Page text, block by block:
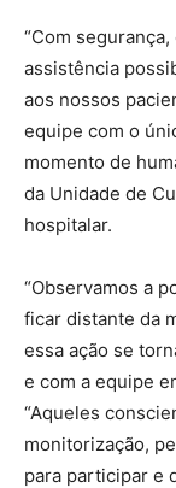
“Com
assistência
aos nossos
equipe com o
momento de
da Unidade de
hospitalar.
“Observamos a
ficar distante da
essa ação se
e com a equipe
“Aqueles
monitorização,
para participar e